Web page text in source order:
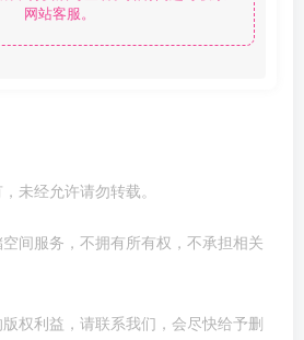
网站客服。
未经允许请勿转载。
间服务，不拥有所有权，不承担相关
权利益，请联系我们，会尽快给予删